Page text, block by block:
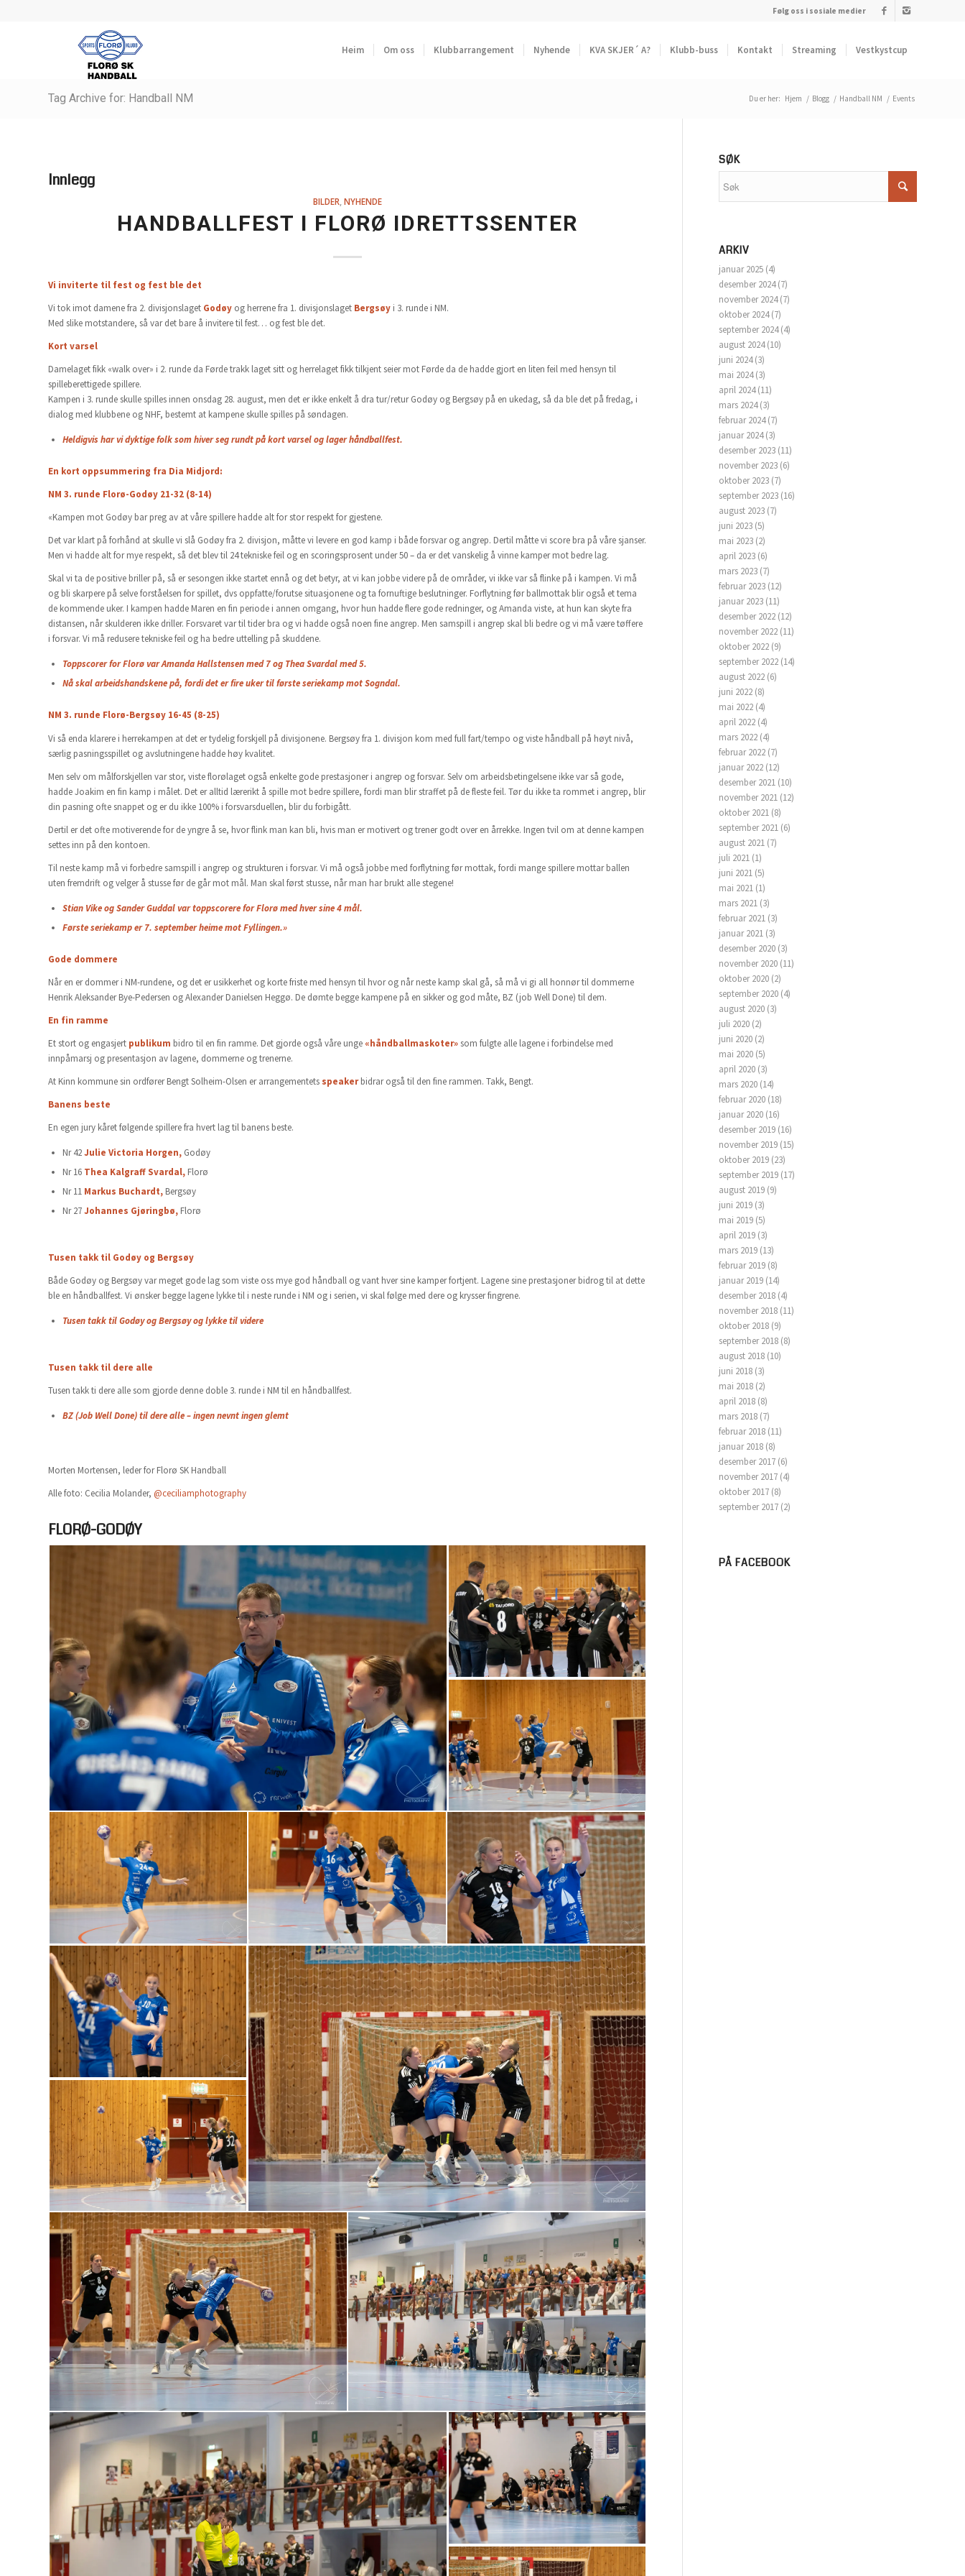
Følg oss i sosiale medier
Heim Om oss Klubbarrangement Nyhende KVA SKJER´ A? Klubb-buss Kontakt Streaming Vestkystcup
Tag Archive for: Handball NM Du er her: Hjem / Blogg / Handball NM / Events
Innlegg
BILDER NYHENDE
HANDBALLFEST I FLORØ IDRETTSSENTER
Vi inviterte til fest og fest ble det
Vi tok imot damene fra 2. divisjonslaget Godøy og herrene fra 1. divisjonslaget Bergsøy i 3. runde i NM.
Med slike motstandere, så var det bare å invitere til fest… og fest ble det.
Kort varsel
Damelaget fikk «walk over» i 2. runde da Førde trakk laget sitt og herrelaget fikk tilkjent seier mot Førde da de hadde gjort en liten feil med hensyn til
spilleberettigede spillere.
Kampen i 3. runde skulle spilles innen onsdag 28. august, men det er ikke enkelt å dra tur/retur Godøy og Bergsøy på en ukedag, så da ble det på fredag, i
dialog med klubbene og NHF, bestemt at kampene skulle spilles på søndagen.
Heldigvis har vi dyktige folk som hiver seg rundt på kort varsel og lager håndballfest.
En kort oppsummering fra Dia Midjord:
NM 3. runde Florø-Godøy 21-32 (8-14)
«Kampen mot Godøy bar preg av at våre spillere hadde alt for stor respekt for gjestene.
Det var klart på forhånd at skulle vi slå Godøy fra 2. divisjon, måtte vi levere en god kamp i både forsvar og angrep. Dertil måtte vi score bra på våre sjanser.
Men vi hadde alt for mye respekt, så det blev til 24 tekniske feil og en scoringsprosent under 50 – da er det vanskelig å vinne kamper mot bedre lag.
Skal vi ta de positive briller på, så er sesongen ikke startet ennå og det betyr, at vi kan jobbe videre på de områder, vi ikke var så flinke på i kampen. Vi må
og bli skarpere på selve forståelsen for spillet, dvs oppfatte/forutse situasjonene og ta fornuftige beslutninger. Forflytning før ballmottak blir også et tema
de kommende uker. I kampen hadde Maren en fin periode i annen omgang, hvor hun hadde flere gode redninger, og Amanda viste, at hun kan skyte fra
distansen, når skulderen ikke driller. Forsvaret var til tider bra og vi hadde også noen fine angrep. Men samspill i angrep skal bli bedre og vi må være tøffere
i forsvar. Vi må redusere tekniske feil og ha bedre uttelling på skuddene.
Toppscorer for Florø var Amanda Hallstensen med 7 og Thea Svardal med 5.
Nå skal arbeidshandskene på, fordi det er fire uker til første seriekamp mot Sogndal.
NM 3. runde Florø-Bergsøy 16-45 (8-25)
Vi så enda klarere i herrekampen at det er tydelig forskjell på divisjonene. Bergsøy fra 1. divisjon kom med full fart/tempo og viste håndball på høyt nivå,
særlig pasningsspillet og avslutningene hadde høy kvalitet.
Men selv om målforskjellen var stor, viste florølaget også enkelte gode prestasjoner i angrep og forsvar. Selv om arbeidsbetingelsene ikke var så gode,
hadde Joakim en fin kamp i målet. Det er alltid lærerikt å spille mot bedre spillere, fordi man blir straffet på de fleste feil. Tør du ikke ta rommet i angrep, blir
din pasning ofte snappet og er du ikke 100% i forsvarsduellen, blir du forbigått.
Dertil er det ofte motiverende for de yngre å se, hvor flink man kan bli, hvis man er motivert og trener godt over en årrekke. Ingen tvil om at denne kampen
settes inn på den kontoen.
Til neste kamp må vi forbedre samspill i angrep og strukturen i forsvar. Vi må også jobbe med forflytning før mottak, fordi mange spillere mottar ballen
uten fremdrift og velger å stusse før de går mot mål. Man skal først stusse, når man har brukt alle stegene!
Stian Vike og Sander Guddal var toppscorere for Florø med hver sine 4 mål.
Første seriekamp er 7. september heime mot Fyllingen.»
Gode dommere
Når en er dommer i NM-rundene, og det er usikkerhet og korte friste med hensyn til hvor og når neste kamp skal gå, så må vi gi all honnør til dommerne
Henrik Aleksander Bye-Pedersen og Alexander Danielsen Heggø. De dømte begge kampene på en sikker og god måte, BZ (job Well Done) til dem.
En fin ramme
Et stort og engasjert publikum bidro til en fin ramme. Det gjorde også våre unge «håndballmaskoter»som fulgte alle lagene i forbindelse med
innpåmarsj og presentasjon av lagene, dommerne og trenerne.
At Kinn kommune sin ordfører Bengt Solheim-Olsen er arrangementets speakerbidrar også til den fine rammen. Takk, Bengt.
Banens beste
En egen jury kåret følgende spillere fra hvert lag til banens beste.
Nr 42Julie Victoria Horgen, Godøy
Nr 16 Thea Kalgraff Svardal, Florø
Nr 11 Markus Buchardt, Bergsøy
Nr 27Johannes Gjøringbø, Florø
Tusen takk til Godøy og Bergsøy
Både Godøy og Bergsøy var meget gode lag som viste oss mye god håndball og vant hver sine kamper fortjent. Lagene sine prestasjoner bidrog til at dette
ble en håndballfest. Vi ønsker begge lagene lykke til i neste runde i NM og i serien, vi skal følge med dere og krysser fingrene.
Tusen takk til Godøy og Bergsøy og lykke til videre
Tusen takk til dere alle
Tusen takk ti dere alle som gjorde denne doble 3. runde i NM til en håndballfest.
BZ (Job Well Done) til dere alle – ingen nevnt ingen glemt
Morten Mortensen, leder for Florø SK Handball
Alle foto: Cecilia Molander, @ceciliamphotography
FLORØ-GODØY
SØK
ARKIV
januar 2025 (4)
desember 2024(7)
november 2024(7)
oktober 2024(7)
september 2024(4)
august 2024(10)
juni 2024(3)
mai 2024(3)
april 2024(11)
mars 2024(3)
februar 2024(7)
januar 2024(3)
desember 2023 (11)
november 2023 (6)
oktober 2023 (7)
september 2023 (16)
august 2023 (7)
juni 2023 (5)
mai 2023 (2)
april 2023 (6)
mars 2023 (7)
februar 2023 (12)
januar 2023 (11)
desember 2022 (12)
november 2022 (11)
oktober 2022 (9)
september 2022 (14)
august 2022 (6)
juni 2022 (8)
mai 2022 (4)
april 2022 (4)
mars 2022 (4)
februar 2022 (7)
januar 2022 (12)
desember 2021 (10)
november 2021 (12)
oktober 2021 (8)
september 2021 (6)
august 2021 (7)
juli 2021 (1)
juni 2021 (5)
mai 2021 (1)
mars 2021 (3)
februar 2021 (3)
januar 2021 (3)
desember 2020 (3)
november 2020 (11)
oktober 2020 (2)
september 2020 (4)
august 2020 (3)
juli 2020 (2)
juni 2020 (2)
mai 2020 (5)
april 2020 (3)
mars 2020 (14)
februar 2020 (18)
januar 2020 (16)
desember 2019 (16)
november 2019 (15)
oktober 2019 (23)
september 2019 (17)
august 2019 (9)
juni 2019 (3)
mai 2019 (5)
april 2019 (3)
mars 2019 (13)
februar 2019 (8)
januar 2019 (14)
desember 2018 (4)
november 2018 (11)
oktober 2018 (9)
september 2018 (8)
august 2018 (10)
juni 2018 (3)
mai 2018 (2)
april 2018 (8)
mars 2018 (7)
februar 2018 (11)
januar 2018 (8)
desember 2017 (6)
november 2017 (4)
oktober 2017 (8)
september 2017 (2)
PÅ FACEBOOK